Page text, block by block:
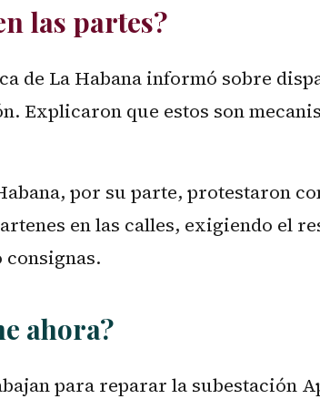
las partes?
de La Habana informó sobre
Explicaron que estos son
por su parte, protestaron
en las calles, exigiendo el
ahora?
para reparar la subestación